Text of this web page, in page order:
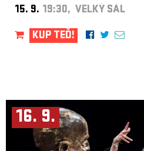
15. 9. 19:30, VELKÝ SÁL
KUP TEĎ!
16. 9.